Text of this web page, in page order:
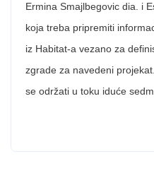
Ermina Smajlbegovic dia. i
koja treba pripremiti
iz Habitat-a vezano za
zgrade za navedeni
se održati u toku iduće